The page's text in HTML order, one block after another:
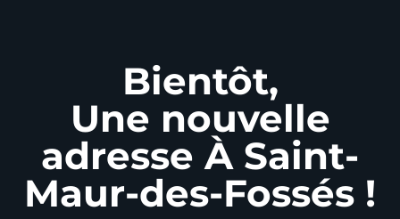
Bientôt,
Une nouvelle
adresse À Saint-
Maur-des-Fossés !